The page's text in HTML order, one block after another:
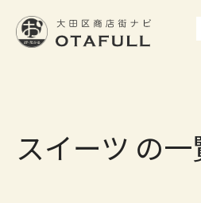
スイーツ の一